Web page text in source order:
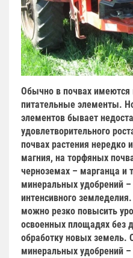
Обычно в почвах
питательные элементы.
элементов бывает
удовлетворительного
почвах растения нередко
магния, на торфяных
черноземах – марганца и
минеральных удобрений
интенсивного
можно резко повысить
освоенных площадях без
обработку новых земель.
минеральных удобрений